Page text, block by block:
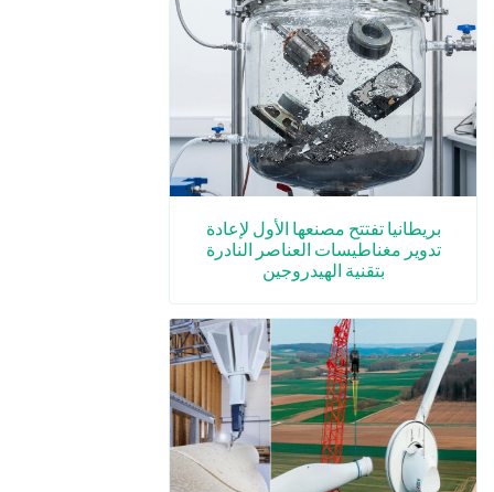
بريطانيا تفتتح مصنعها الأول لإعادة
تدوير مغناطيسات العناصر النادرة
بتقنية الهيدروجين